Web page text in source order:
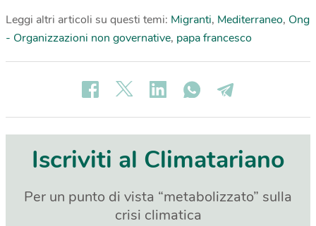
Leggi altri articoli su questi temi: Migranti, Mediterraneo, Ong
- Organizzazioni non governative, papa francesco
Iscriviti al Climatariano
Per un punto di vista “metabolizzato” sulla
crisi climatica